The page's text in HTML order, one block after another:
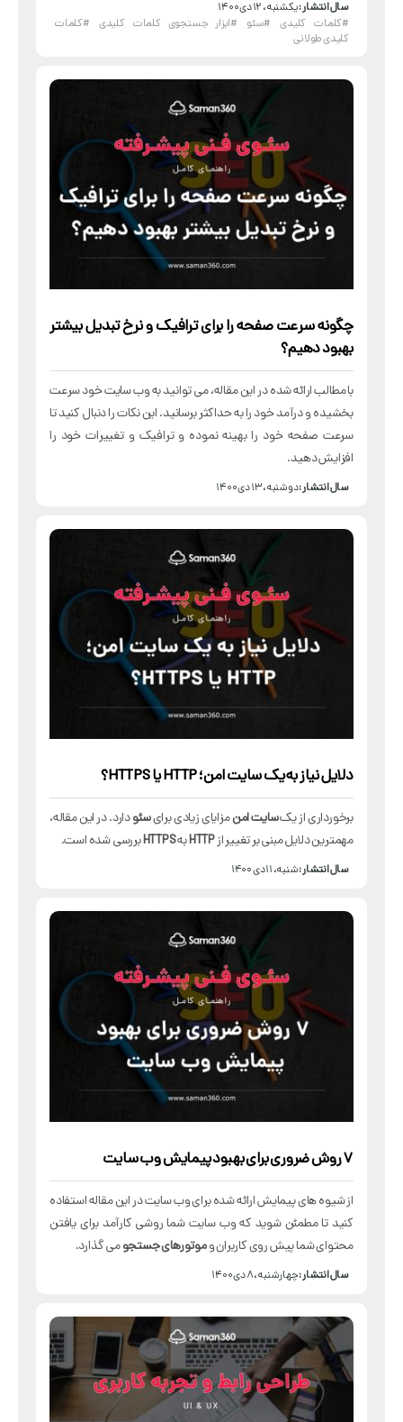
سال انتشار :یکشنبه، ۱۲ دی ۱۴۰۰
#کلمات کلیدی
#سئو #ابزار جستجوی کلمات کلیدی
#کلمات
کلیدی طولانی
چگونه سرعت صفحه را برای ترافیک ونرخ تبدیل بیشتر
بهبود دهیم؟
با مطالب ارائه شده در این مقاله، می توانید به وب سایت خود سرعت
بخشیده و درآمد خود را به حداکثر برسانید. این نکات را دنبال کنید تا
سرعت صفحه خود را بهینه نموده و ترافیک و تغییرات خود را
افزایش دهید.
سال انتشار :دوشنبه، ۱۳ دی ۱۴۰۰
دلایل نیاز به یک سایت امن؛HTTPیا HTTPS؟
برخورداری از یکسایت امنمزایای زیادی برایسئودارد. در این مقاله،
مهمترین دلایل مبنی بر تغییر ازHTTPبهHTTPSبررسی شده است.
سال انتشار :شنبه، ۱۱ دی ۱۴۰۰
7 روش ضروری برای بهبود پیمایش وب سایت
از شیوه های پیمایش ارائه شده برای وب سایت در این مقاله استفاده
کنید تا مطمئن شوید که وب سایت شما روشی کارآمد برای یافتن
محتوای شما پیش روی کاربران وموتورهای جستجومی گذارد.
سال انتشار :چهارشنبه، ۸ دی ۱۴۰۰